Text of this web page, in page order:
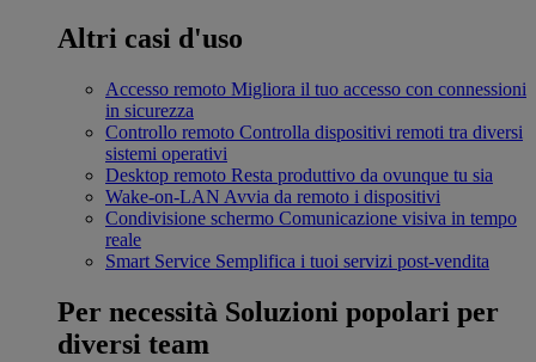
Altri casi d'uso
Accesso remoto Migliora il tuo accesso con connessioni
in sicurezza
Controllo remoto Controlla dispositivi remoti tra diversi
sistemi operativi
Desktop remoto Resta produttivo da ovunque tu sia
Wake-on-LAN Avvia da remoto i dispositivi
Condivisione schermo Comunicazione visiva in tempo
reale
Smart Service Semplifica i tuoi servizi post-vendita
Per necessità Soluzioni popolari per
diversi team